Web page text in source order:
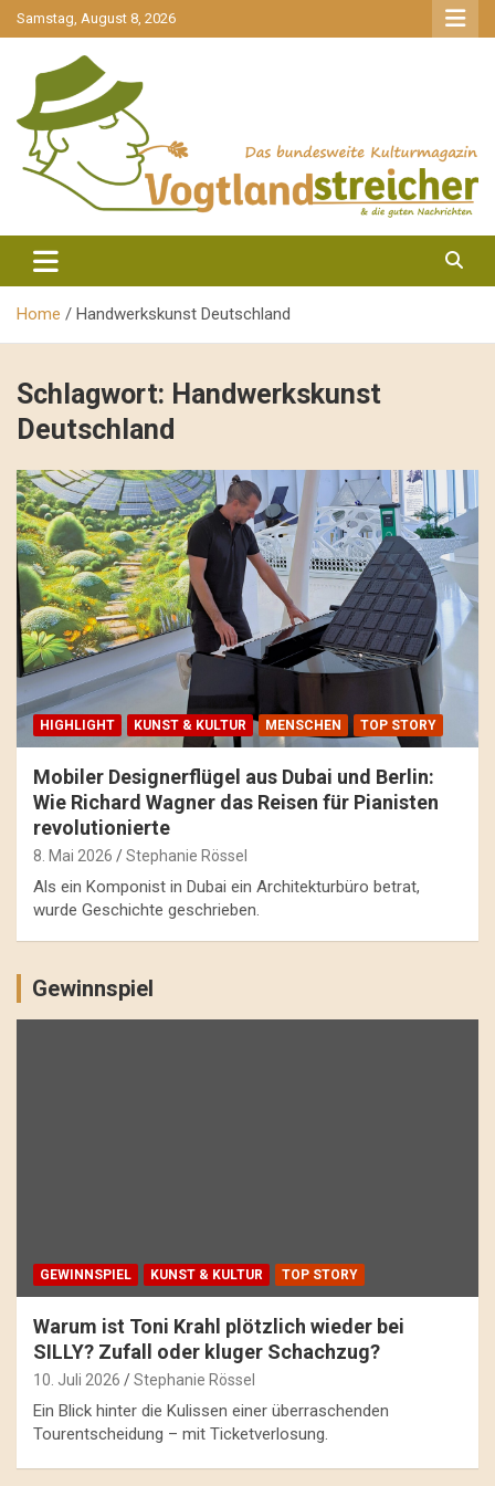
gehe
zum
Samstag, August 8, 2026
Vogtlandstreicher
Home Handwerkskunst Deutschland
Schlagwort: Handwerkskunst
Deutschland
HIGHLIGHT KUNST & KULTUR MENSCHEN TOP STORY
Mobiler Designerflügel aus Dubai und Berlin:
Wie Richard Wagner das Reisen für Pianisten
revolutionierte
8. Mai 2026 Stephanie Rössel
Als ein Komponist in Dubai ein Architekturbüro betrat,
wurde Geschichte geschrieben.
Gewinnspiel
GEWINNSPIEL KUNST & KULTUR TOP STORY
Warum ist Toni Krahl plötzlich wieder bei
SILLY? Zufall oder kluger Schachzug?
10. Juli 2026 Stephanie Rössel
Ein Blick hinter die Kulissen einer überraschenden
Tourentscheidung – mit Ticketverlosung.